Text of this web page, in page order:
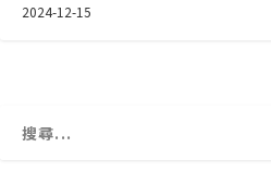
2024-12-15